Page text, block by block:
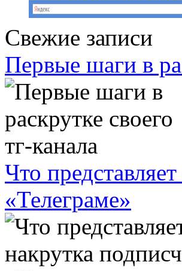
Свежие записи
Первые шаги в
Что
«Телеграме»